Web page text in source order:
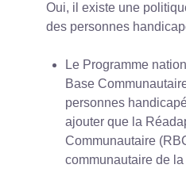
Oui, il existe une
des personnes
Le Programme
Base
personnes
ajouter que la
Communautaire
communautaire de